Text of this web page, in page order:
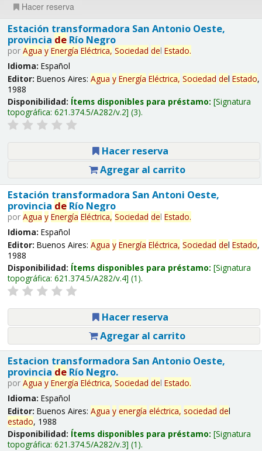
Hacer reserva
Estación transformadora San Antonio Oeste,
provincia deRío Negro
por Agua y Energía Eléctrica, Sociedad del Estado.
Idioma: Español
Editor: Buenos Aires: Agua y Energía Eléctrica, Sociedad del Estado,
1988
Disponibilidad: Ítems disponibles para préstamo: Signatura
topográfica: 621.374.5/A282/v.2 (3).
Hacer reserva
Agregar al carrito
Estación transformadora San Antoni Oeste,
provincia deRío Negro
por Agua y Energía Eléctrica, Sociedad del Estado.
Idioma: Español
Editor: Buenos Aires: Agua y Energía Eléctrica, Sociedad del Estado,
1988
Disponibilidad: Ítems disponibles para préstamo: Signatura
topográfica: 621.374.5/A282/v.4 (1).
Hacer reserva
Agregar al carrito
Estacion transformadora San Antonio Oeste,
provincia deRío Negro.
por Agua y Energía Eléctrica, Sociedad del Estado.
Idioma: Español
Editor: Buenos Aires: Agua y energía eléctrica, sociedad del
estado, 1988
Disponibilidad: Ítems disponibles para préstamo: Signatura
topográfica: 621.374.5/A282/v.3 (1).